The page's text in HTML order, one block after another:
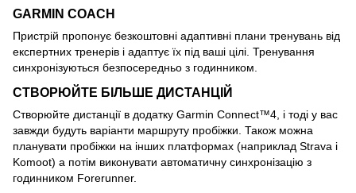
GARMIN COACH
Пристрій пропонує безкоштовні адаптивні плани тренувань від
експертних тренерів і адаптує їх під ваші цілі. Тренування
синхронізуються безпосередньо з годинником.
СТВОРЮЙТЕ БІЛЬШЕ ДИСТАНЦІЙ
Створюйте дистанції в додатку Garmin Connect™4, і тоді у вас
завжди будуть варіанти маршруту пробіжки. Також можна
планувати пробіжки на інших платформах (наприклад Strava і
Komoot) а потім виконувати автоматичну синхронізацію з
годинником Forerunner.